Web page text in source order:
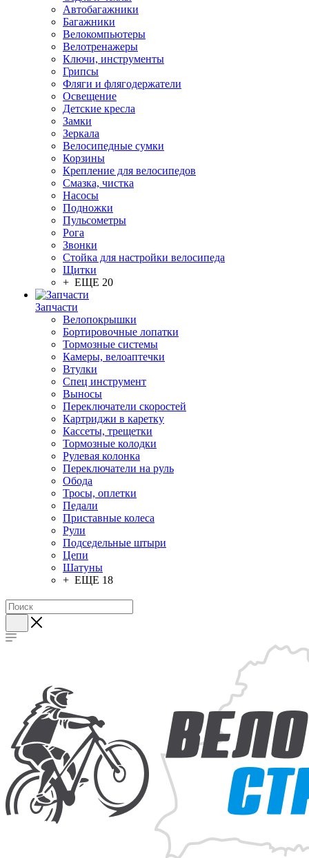
Автобагажники
Багажники
Велокомпьютеры
Велотренажеры
Ключи, инструменты
Грипсы
Фляги и флягодержатели
Освещение
Детские кресла
Замки
Зеркала
Велосипедные сумки
Корзины
Крепление для велосипедов
Смазка, чистка
Насосы
Подножки
Пульсометры
Рога
Звонки
Стойка для настройки велосипеда
Щитки
+ ЕЩЕ 20
Запчасти
Велопокрышки
Бортировочные лопатки
Тормозные системы
Камеры, велоаптечки
Втулки
Спец инструмент
Выносы
Переключатели скоростей
Картриджи в каретку
Кассеты, трещетки
Тормозные колодки
Рулевая колонка
Переключатели на руль
Обода
Тросы, оплетки
Педали
Приставные колеса
Рули
Подседельные штыри
Цепи
Шатуны
+ ЕЩЕ 18